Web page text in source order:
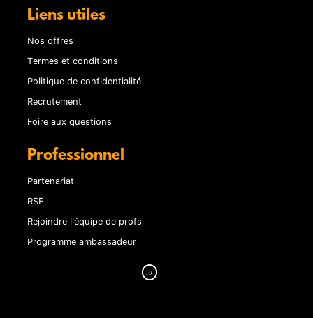
Liens utiles
Nos offres
Termes et conditions
Politique de confidentialité
Recrutement
Foire aux questions
Professionnel
Partenariat
RSE
Rejoindre l'équipe de profs
Programme ambassadeur